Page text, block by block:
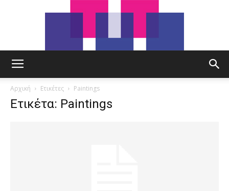
Αρχική Ετικέτες Paintings
Ετικέτα: Paintings